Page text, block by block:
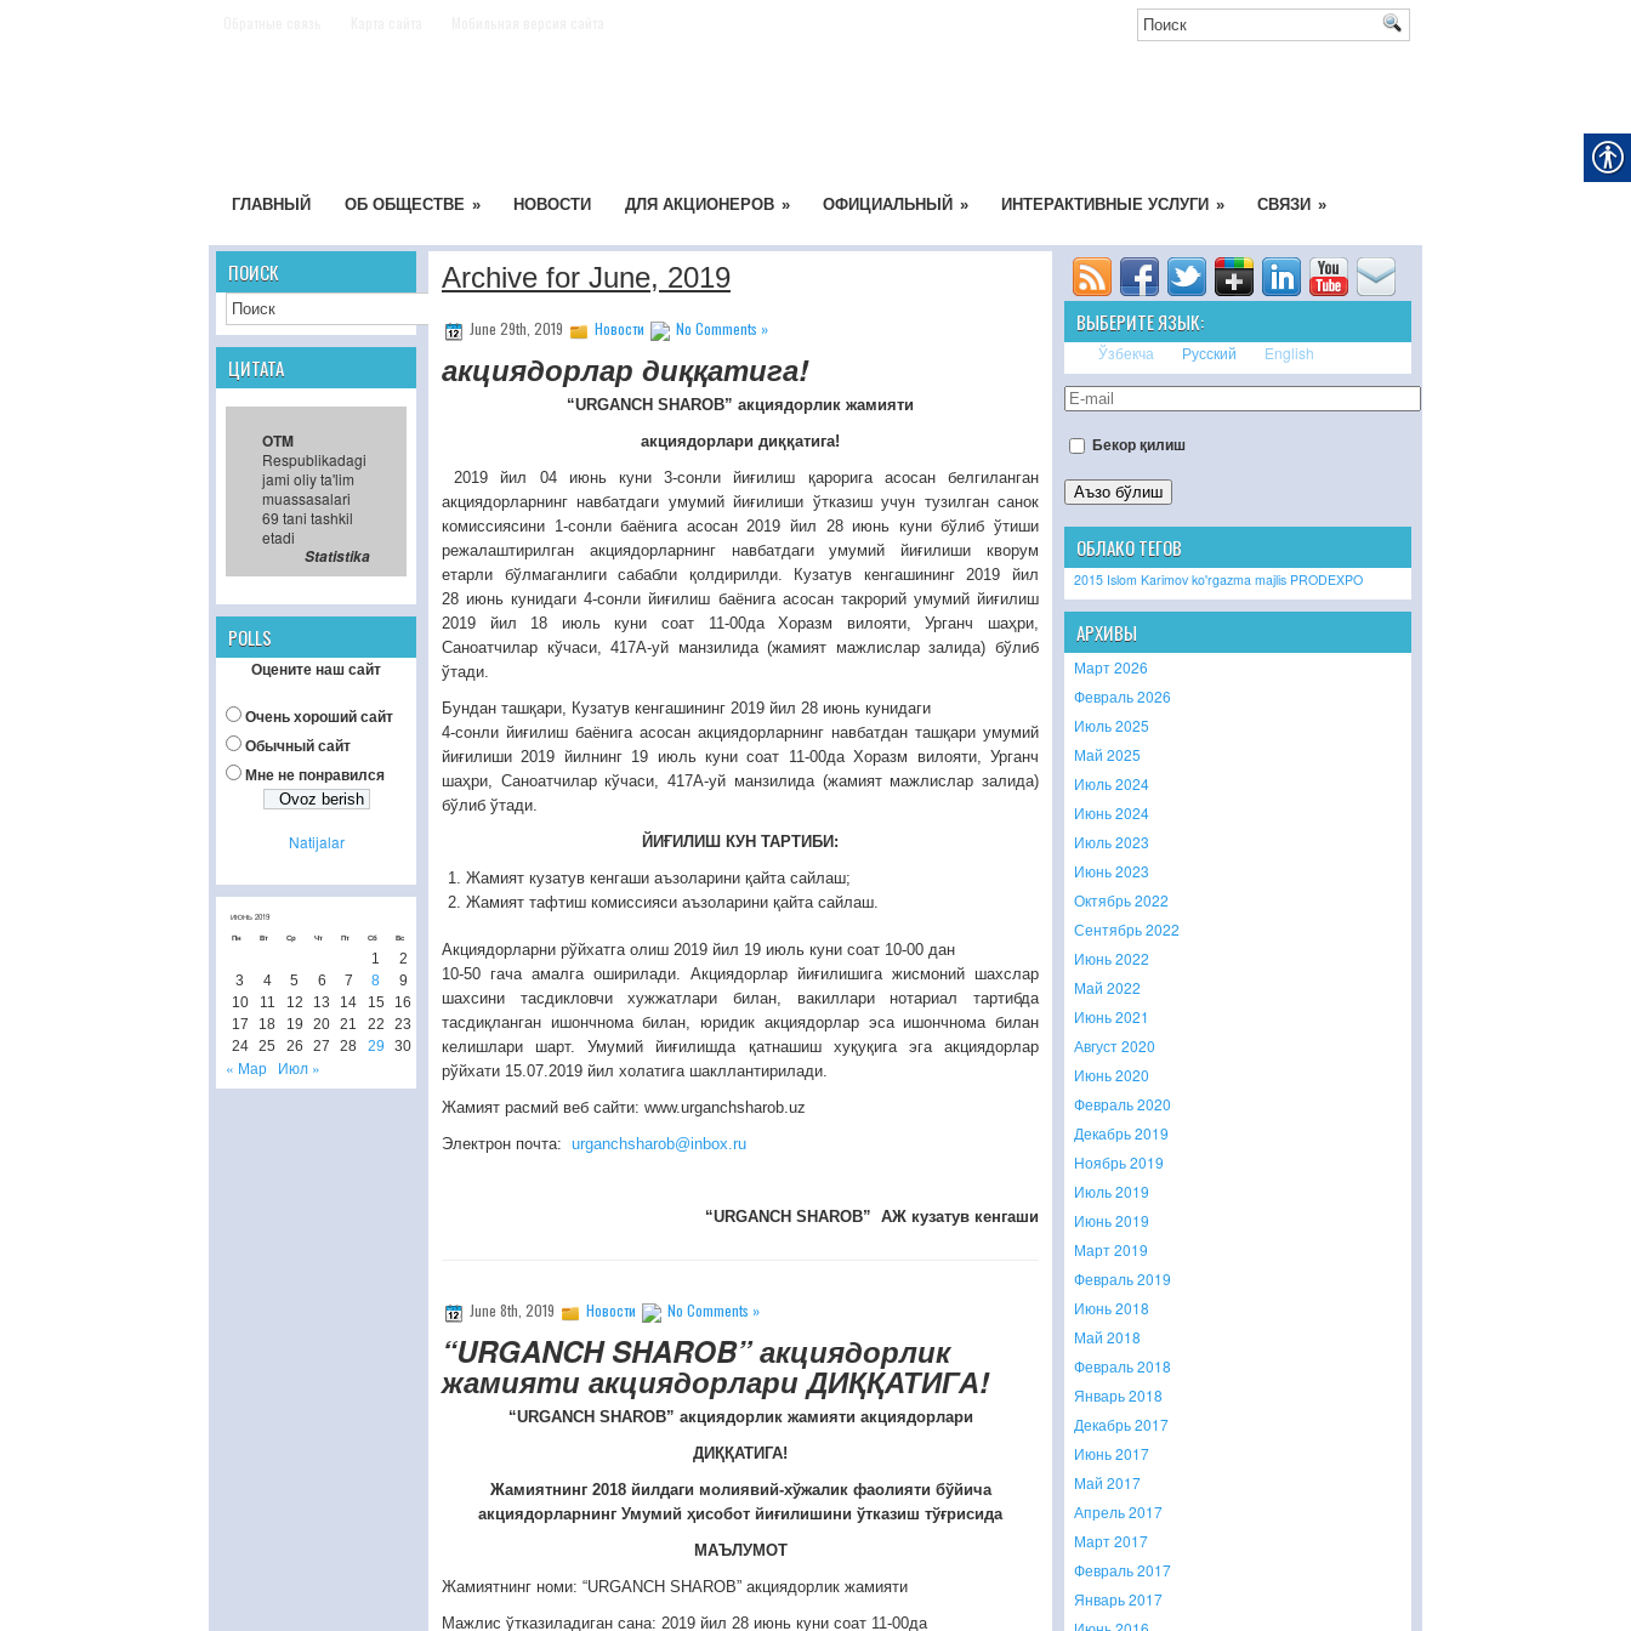
ГЛАВНЫЙ ОБ ОБЩЕСТВЕ » НОВОСТИ ДЛЯ АКЦИОНЕРОВ » ОФИЦИАЛЬНЫЙ » ИНТЕРАКТИВНЫЕ УСЛУГИ » СВЯЗИ »
ПОИСК
ЦИТАТА
OTM
Respublikadagi
jami oliy ta'lim
muassasalari
69 tani tashkil
etadi
Statistika
POLLS
Оцените наш сайт
Очень хороший сайт
Обычный сайт
Мне не понравился
Natijalar
ИЮНЬ 2019
Пн
Вт Ср Чт Пт Сб Вс
1
2
3
4 5 6 7 8
9
10
11 12 13 14 15
16
17
18 19 20 21 22
23
24
25 26 27 28 29 30
« Мар Июл »
Archive for June, 2019
June 29th, 2019 Новости No Comments »
акциядорлар диққатига!
“URGANCH SHAROB” акциядорлик жамияти
акциядорлари диққатига!
2019 йил 04 июнь куни 3-сонли йиғилиш қарорига асосан белгиланган
акциядорларнинг навбатдаги умумий йиғилиши ўтказиш учун тузилган санок
комиссиясини 1-сонли баёнига асосан 2019 йил 28 июнь куни бўлиб ўтиши
режалаштирилган акциядорларнинг навбатдаги умумий йиғилиши кворум
етарли бўлмаганлиги сабабли қолдирилди. Кузатув кенгашининг 2019 йил
28 июнь кунидаги 4-сонли йиғилиш баёнига асосан такрорий умумий йиғилиш
2019 йил 18 июль куни соат 11-00да Хоразм вилояти, Урганч шаҳри,
Саноатчилар кўчаси, 417А-уй манзилида (жамият мажлислар залида) бўлиб
ўтади.
Бундан ташқари, Кузатув кенгашининг 2019 йил 28 июнь кунидаги
4-сонли йиғилиш баёнига асосан акциядорларнинг навбатдан ташқари умумий
йиғилиши 2019 йилнинг 19 июль куни соат 11-00да Хоразм вилояти, Урганч
шаҳри, Саноатчилар кўчаси, 417А-уй манзилида (жамият мажлислар залида)
бўлиб ўтади.
ЙИҒИЛИШ КУН ТАРТИБИ:
Жамият кузатув кенгаши аъзоларини қайта сайлаш;
Жамият тафтиш комиссияси аъзоларини қайта сайлаш.
Акциядорларни рўйхатга олиш 2019 йил 19 июль куни соат 10-00 дан
10-50 гача амалга оширилади. Акциядорлар йиғилишига жисмоний шахслар
шахсини тасдикловчи хужжатлари билан, вакиллари нотариал тартибда
тасдиқланган ишончнома билан, юридик акциядорлар эса ишончнома билан
келишлари шарт. Умумий йиғилишда қатнашиш хуқуқига эга акциядорлар
рўйхати 15.07.2019 йил холатига шакллантирилади.
Жамият расмий веб сайти: www.urganchsharob.uz
Электрон почта: urganchsharob@inbox.ru
“URGANCH SHAROB” АЖ кузатув кенгаши
June 8th, 2019 Новости No Comments »
“URGANCH SHAROB” акциядорлик
жамияти акциядорлари ДИҚҚАТИГА!
“URGANCH SHAROB” акциядорлик жамияти акциядорлари
ДИҚҚАТИГА!
Жамиятнинг 2018 йилдаги молиявий-хўжалик фаолияти бўйича
акциядорларнинг Умумий ҳисобот йиғилишини ўтказиш тўғрисида
МАЪЛУМОТ
Жамиятнинг номи: “URGANCH SHAROB” акциядорлик жамияти
Мажлис ўтказиладиган сана: 2019 йил 28 июнь куни соат 11-00да
ВЫБЕРИТЕ ЯЗЫК:
Ўзбекча Русский English
Бекор қилиш
ОБЛАКО ТЕГОВ
2015 Islom Karimov ko'rgazma majlis PRODEXPO
АРХИВЫ
Март 2026
Февраль 2026
Июль 2025
Май 2025
Июль 2024
Июнь 2024
Июль 2023
Июнь 2023
Октябрь 2022
Сентябрь 2022
Июнь 2022
Май 2022
Июнь 2021
Август 2020
Июнь 2020
Февраль 2020
Декабрь 2019
Ноябрь 2019
Июль 2019
Июнь 2019
Март 2019
Февраль 2019
Июнь 2018
Май 2018
Февраль 2018
Январь 2018
Декабрь 2017
Июнь 2017
Май 2017
Апрель 2017
Март 2017
Февраль 2017
Январь 2017